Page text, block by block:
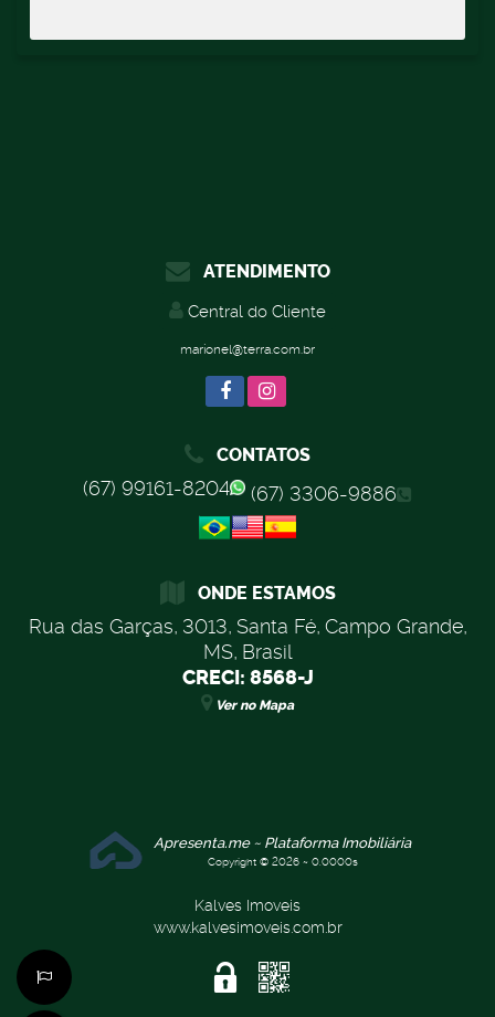
ATENDIMENTO
Central do Cliente
marionel@terra.com.br
CONTATOS
(67) 99161-8204 (67) 3306-9886
ONDE ESTAMOS
Rua das Garças, 3013, Santa Fé, Campo Grande,
MS, Brasil
CRECI: 8568-J
Ver no Mapa
Apresenta.me ~ Plataforma Imobiliária
Copyright © 2026 ~ 0.0000s
Kalves Imoveis
www.kalvesimoveis.com.br